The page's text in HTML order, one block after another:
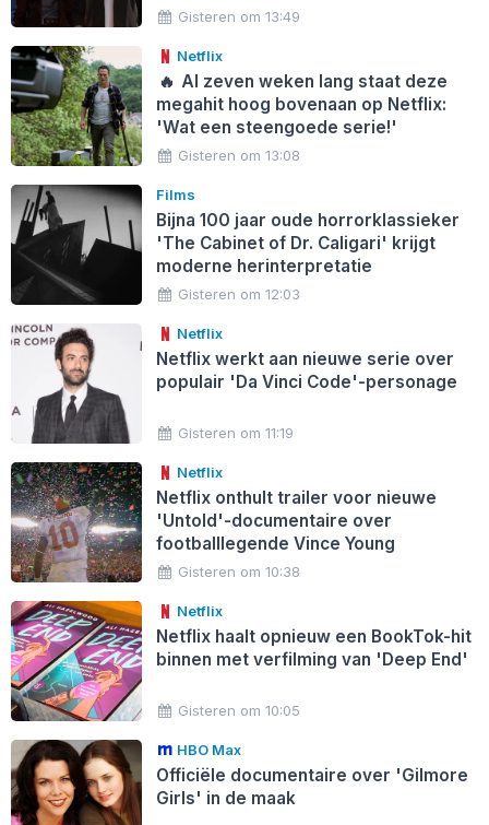
Gisteren om 13:49
Netflix
🔥 Al zeven weken lang staat deze
megahit hoog bovenaan op Netflix:
'Wat een steengoede serie!'
Gisteren om 13:08
Films
Bijna 100 jaar oude horrorklassieker
'The Cabinet of Dr. Caligari' krijgt
moderne herinterpretatie
Gisteren om 12:03
Netflix
Netflix werkt aan nieuwe serie over
populair 'Da Vinci Code'-personage
Gisteren om 11:19
Netflix
Netflix onthult trailer voor nieuwe
'Untold'-documentaire over
footballlegende Vince Young
Gisteren om 10:38
Netflix
Netflix haalt opnieuw een BookTok-hit
binnen met verfilming van 'Deep End'
Gisteren om 10:05
HBO Max
Officiële documentaire over 'Gilmore
Girls' in de maak